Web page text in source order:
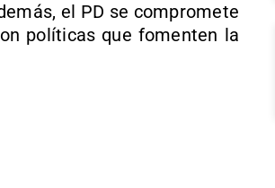
el PD se compromete
políticas que fomenten la